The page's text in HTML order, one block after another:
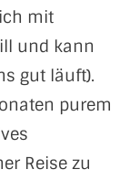
mit
und kann
gut läuft).
purem
Reise zu